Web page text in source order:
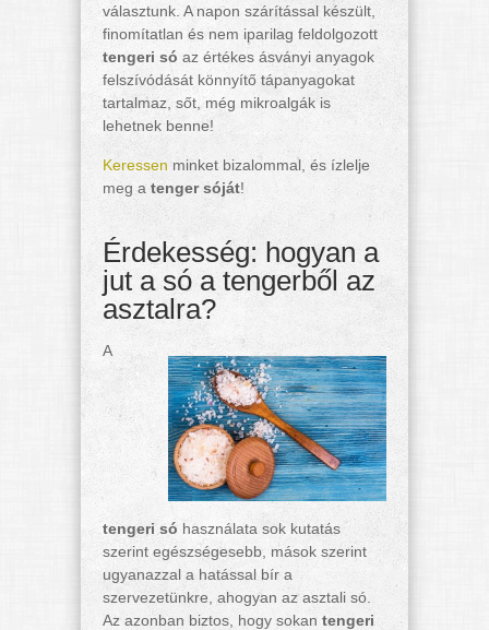
választunk. A napon szárítással készült,
finomítatlan és nem iparilag feldolgozott
tengeri só az értékes ásványi anyagok
felszívódását könnyítő tápanyagokat
tartalmaz, sőt, még mikroalgák is
lehetnek benne!
Keressen minket bizalommal, és ízlelje
meg a tenger sóját!
Érdekesség: hogyan a
jut a só a tengerből az
asztalra?
A
tengeri só használata sok kutatás
szerint egészségesebb, mások szerint
ugyanazzal a hatással bír a
szervezetünkre, ahogyan az asztali só.
Az azonban biztos, hogy sokan tengeri